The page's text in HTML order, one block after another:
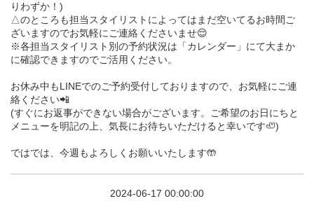
りわずか！)
△のところも担当スタイリストによってはまだ空いてるお時間ご
ざいますのでお気軽にご連絡くださいませ😌
※各担当スタイリスト別の予約状況は「カレンダー」にて大まか
に確認できますのでご活用ください。
お休み中もLINEでのご予約受付しておりますので、お気軽にご連
絡ください📲
(すぐにお返事ができない場合がございます。ご希望のお日にちと
メニューを明記の上、気長にお待ちいただけると幸いです🦥)
ではでは、今週もよろしくお願いいたします🤲
2024-06-17 00:00:00